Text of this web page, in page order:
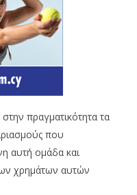
πραγματικότητα τα
που
αυτή ομάδα και
χρημάτων αυτών